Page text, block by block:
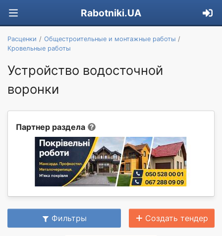
Rabotniki.UA
Расценки
Общестроительные и монтажные работы
Кровельные работы
Устройство водосточной
воронки
Партнер раздела
Фильтры Создать тендер